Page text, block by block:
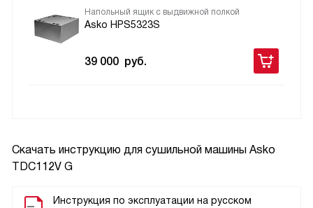
Скачать инструкцию для сушильной машины Asko
TDC112V G
Инструкция по эксплуатации на русском
Напольный ящик с выдвижной полкой
Asko HPS5323S
39 000 руб.